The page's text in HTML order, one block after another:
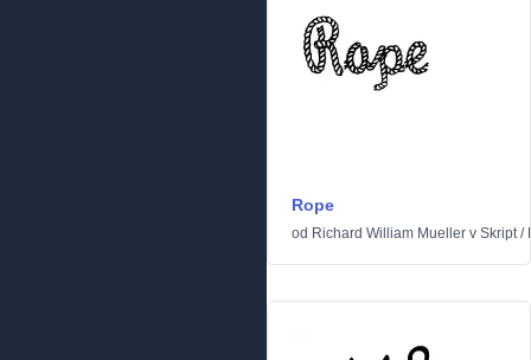
Rope
od Richard William Mueller v Skript/